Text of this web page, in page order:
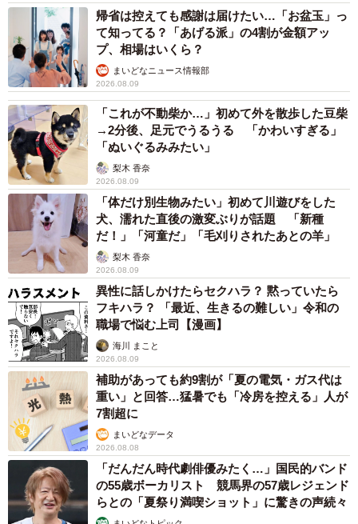
帰省は控えても感謝は届けたい…「お盆玉」っ
て知ってる？「あげる派」の4割が金額アッ
プ、相場はいくら？
まいどなニュース情報部
2026.08.09
「これが不動柴か…」初めて外を散歩した豆柴
→2分後、足元でうるうる 「かわいすぎる」
「ぬいぐるみみたい」
梨木 香奈
2026.08.09
「体だけ別生物みたい」初めて川遊びをした
犬、濡れた直後の激変ぶりが話題 「新種
だ！」「河童だ」「毛刈りされたあとの羊」
梨木 香奈
2026.08.09
異性に話しかけたらセクハラ？ 黙っていたら
フキハラ？ 「最近、生きるの難しい」令和の
職場で悩む上司【漫画】
海川 まこと
2026.08.09
補助があっても約9割が「夏の電気・ガス代は
重い」と回答…猛暑でも「冷房を控える」人が
7割超に
まいどなデータ
2026.08.08
「だんだん時代劇俳優みたく…」国民的バンド
の55歳ボーカリスト 競馬界の57歳レジェンド
らとの「夏祭り満喫ショット」に驚きの声続々